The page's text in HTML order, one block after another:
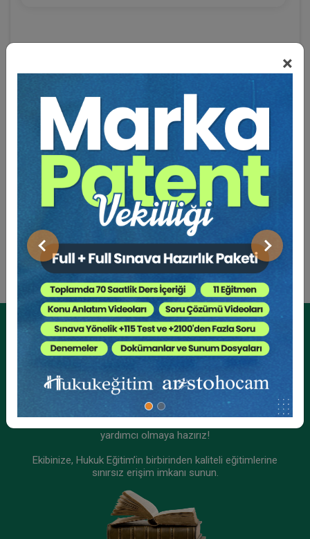
×
Önceki Sonraki
Eğitmen Hakkında
Sosyal Medya
Kurumsal Üyelikler İçin
Kurumsal Teklif Alın
yardımcı olmaya hazırız!
Ekibinize, Hukuk Eğitim’in birbirinden kaliteli eğitimlerine
sınırsız erişim imkanı sunun.